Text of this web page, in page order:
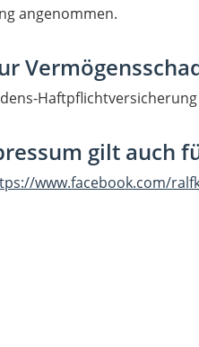
angenommen.
gilt auch
www.facebook.com/